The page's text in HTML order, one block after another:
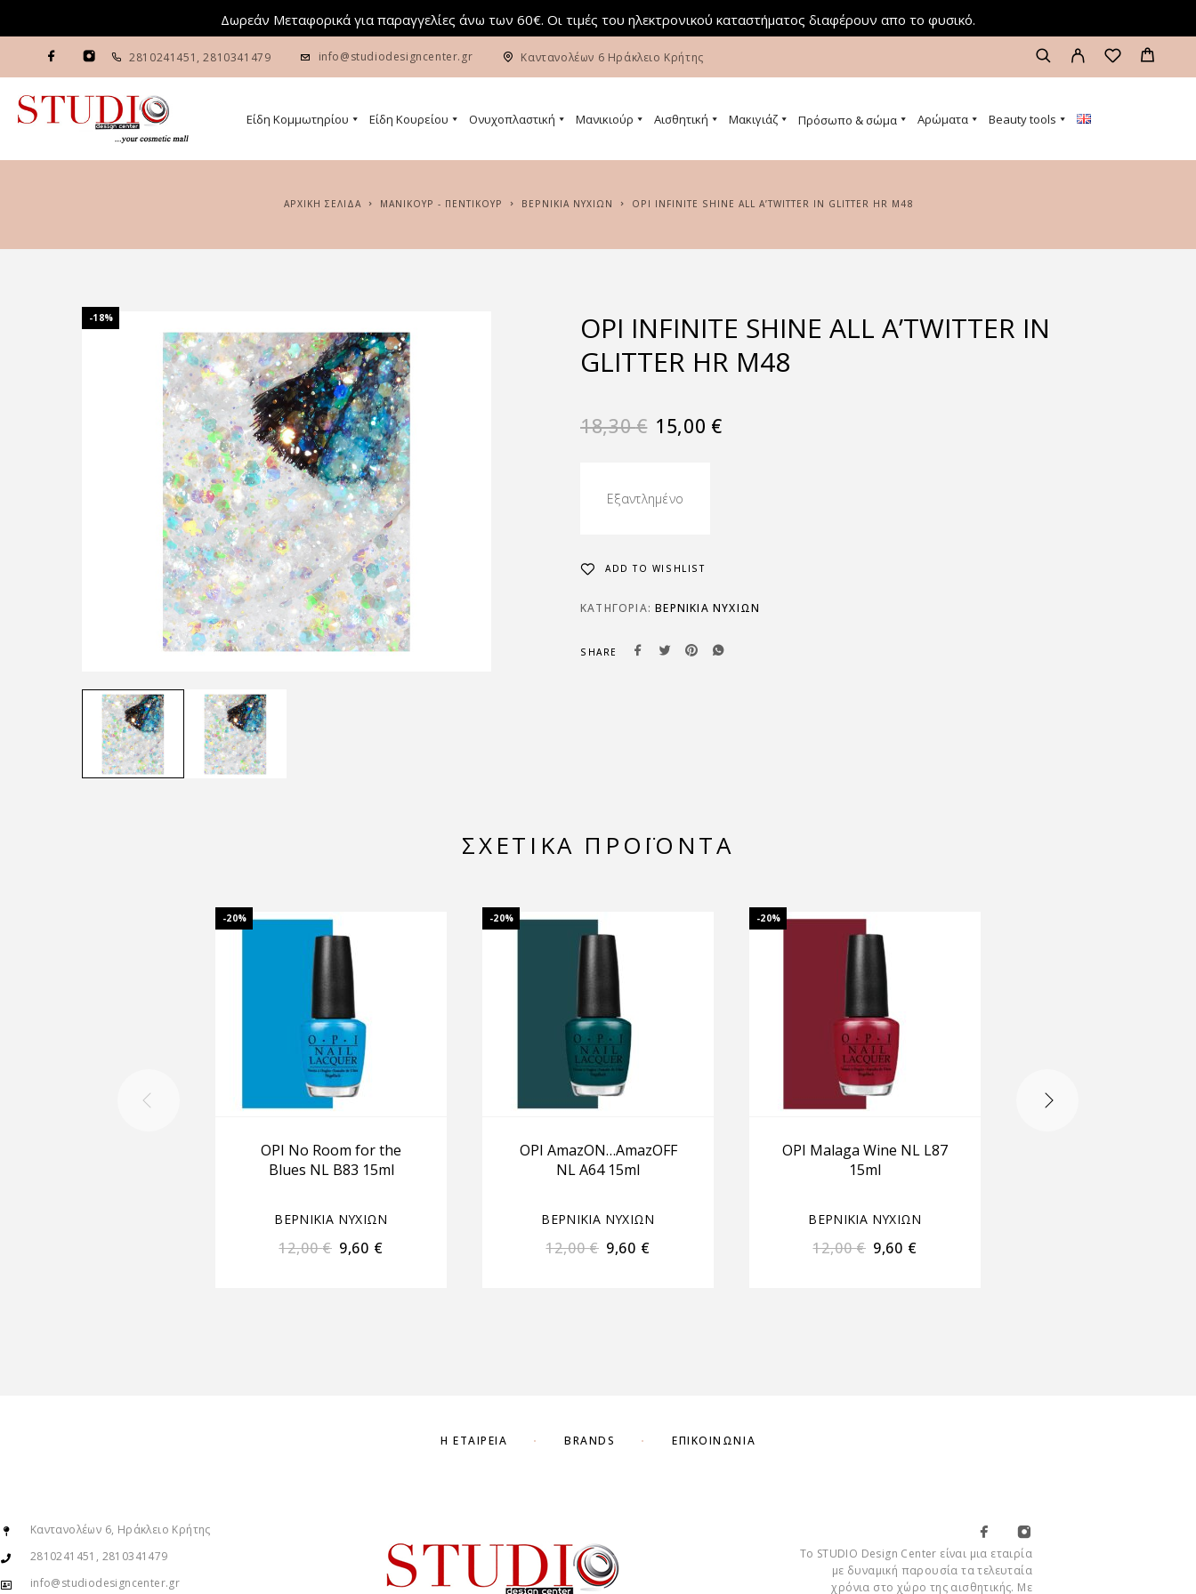
Δωρεάν Μεταφορικά για παραγγελίες άνω των 60€. Οι τιμές του ηλεκτρονικού καταστήματος διαφέρουν απο το φυσικό.
2810241451 , 2810341479 info@studiodesigncenter.gr Καντανολέων 6 Ηράκλειο Κρήτης
Είδη Κομμωτηρίου Είδη Κουρείου Ονυχοπλαστική Μανικιούρ Αισθητική Μακιγιάζ Πρόσωπο & σώμα Αρώματα Beauty tools
ΑΡΧΙΚΉ ΣΕΛΊΔΑ ΜΑΝΙΚΟΥΡ - ΠΕΝΤΙΚΟΥΡ ΒΕΡΝΙΚΙΑ ΝΥΧΙΩΝ OPI INFINITE SHINE ALL A’TWITTER IN GLITTER HR M48
-18%
OPI INFINITE SHINE ALL A’TWITTER IN
GLITTER HR M48
18,30€ 15,00 €
Εξαντλημένο
ADD TO WISHLIST
ΚΑΤΗΓΟΡΊΑ:ΒΕΡΝΙΚΙΑ ΝΥΧΙΩΝ
SHARE
ΣΧΕΤΙΚΆ ΠΡΟΪΌΝΤΑ
-20%
OPI No Room for the
Blues NL B83 15ml
ΒΕΡΝΙΚΙΑ ΝΥΧΙΩΝ
12,00€ 9,60 €
-20%
OPI AmazON…AmazOFF
NL A64 15ml
ΒΕΡΝΙΚΙΑ ΝΥΧΙΩΝ
12,00€ 9,60 €
-20%
OPI Malaga Wine NL L87
15ml
ΒΕΡΝΙΚΙΑ ΝΥΧΙΩΝ
12,00€ 9,60 €
Η ΕΤΑΙΡΕΊΑ BRANDS ΕΠΙΚΟΙΝΩΝΊΑ
Καντανολέων 6, Ηράκλειο Κρήτης
2810241451, 2810341479
info@studiodesigncenter.gr
Το STUDIO Design Center είναι μια εταιρία
με δυναμική παρουσία τα τελευταία
χρόνια στο χώρο της αισθητικής. Με